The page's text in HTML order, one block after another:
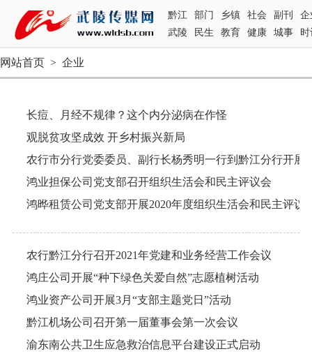
黔江 部门 乡镇 社会 副刊
企
武陵
民生 教育 健康 城事 时
网站首页 > 企业
长痘、月经不规律？这个内分泌病在作怪
观脱贫攻坚成效 开乡村振兴新局
鸿业担保公司党支部召开组织生活会和民主评议会
鸿晔租赁公司党支部开展2020年度组织生活会和民主评议
农行黔江分行召开2021年党建和业务经营工作会议
鸿庄公司开展“种下绿色关爱自然”志愿植树活动
鸿业资产公司开展3月“支部主题党日”活动
黔江机场公司召开第一届董事会第一次会议
渝东南公共卫生应急救治信息平台建设正式启动